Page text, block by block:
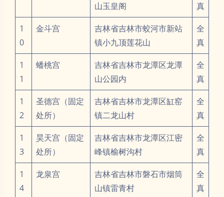
山玉皇阁
真
1
0
金斗宫
吉林省吉林市蛟河市新站
镇小九顶莲花山
全
真
1
1
蟠桃宫
吉林省吉林市龙潭区龙潭
山公园内
全
真
1
2
圣德宫（固定
处所）
吉林省吉林市龙潭区缸窑
镇二龙山村
全
真
1
3
昊天宫（固定
处所）
吉林省吉林市龙潭区江密
峰镇榆树沟村
全
真
1
4
龙泉宫
吉林省吉林市磐石市烟筒
山镇雷青村
全
真